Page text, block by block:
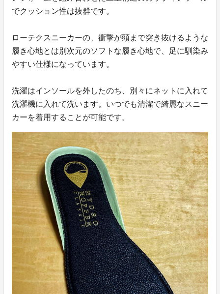
でクッション性は抜群です。
ローテクスニーカーの、衝撃が頭まで突き抜けるような
履き心地とは別次元のソフトな履き心地で、足に馴染み
やすい仕様になっています。
洗濯はインソールを外したのち、別々にネットに入れて
洗濯機に入れて洗います。いつでも清潔で綺麗なスニー
カーを着用することが可能です。